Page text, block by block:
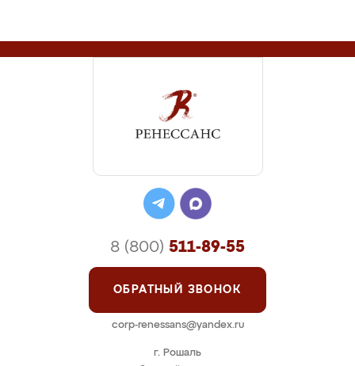
г. Рошаль
8 (800) 511-89-55
ОБРАТНЫЙ ЗВОНОК
corp-renessans@yandex.ru